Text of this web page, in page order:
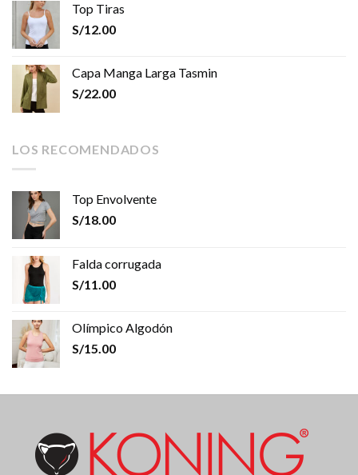
Top Tiras
S/12.00
Capa Manga Larga Tasmin
S/22.00
LOS RECOMENDADOS
Top Envolvente
S/18.00
Falda corrugada
S/11.00
Olímpico Algodón
S/15.00